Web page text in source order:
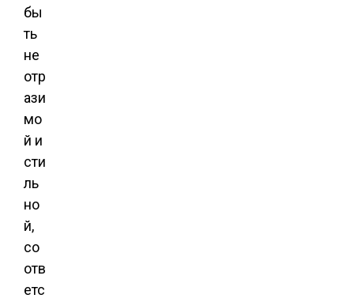
бы
ть
не
отр
ази
мо
й и
сти
ль
но
й,
со
отв
етс